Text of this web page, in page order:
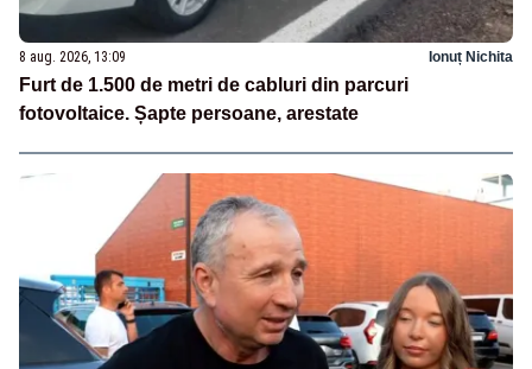
8 aug. 2026, 13:09 Ionuț Nichita
Furt de 1.500 de metri de cabluri din parcuri
fotovoltaice. Șapte persoane, arestate